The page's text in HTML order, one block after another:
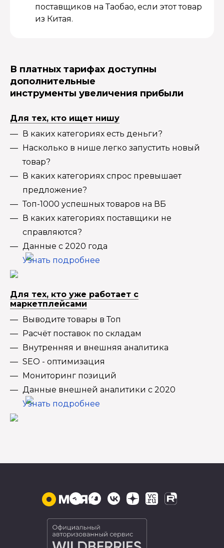
поставщиков на Таобао, если этот товар
из Китая.
В платных тарифах доступны
дополнительные
инструменты увеличения прибыли
Для тех, кто ищет нишу
В каких категориях есть деньги?
Насколько в нише легко запустить новый
товар?
В каких категориях спрос превышает
предложение?
Топ-1000 успешных товаров на ВБ
В каких категориях поставщики не
справляются?
Данные с 2020 года
Узнать подробнее
Для тех, кто уже работает с
маркетплейсами
Выводите товары в Топ
Расчёт поставок по складам
Внутренняя и внешняя аналитика
SEO - оптимизация
Мониторинг позиций
Данные внешней аналитики с 2020
Узнать подробнее